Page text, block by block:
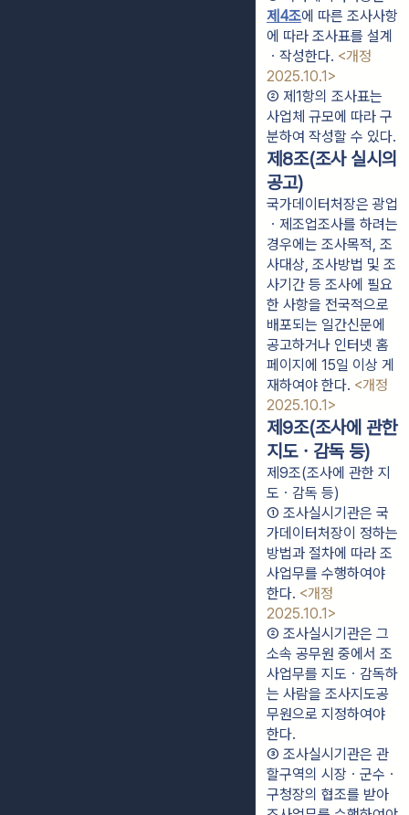
제4조에 따른 조사사항
에 따라 조사표를 설계
ㆍ작성한다. <개정
2025.10.1>
② 제1항의 조사표는
사업체 규모에 따라 구
분하여 작성할 수 있다.
제8조(조사 실시의
공고)
국가데이터처장은 광업
ㆍ제조업조사를 하려는
경우에는 조사목적, 조
사대상, 조사방법 및 조
사기간 등 조사에 필요
한 사항을 전국적으로
배포되는 일간신문에
공고하거나 인터넷 홈
페이지에 15일 이상 게
재하여야 한다. <개정
2025.10.1>
제9조(조사에 관한
지도ㆍ감독 등)
제9조(조사에 관한 지
도ㆍ감독 등)
① 조사실시기관은 국
가데이터처장이 정하는
방법과 절차에 따라 조
사업무를 수행하여야
한다. <개정
2025.10.1>
② 조사실시기관은 그
소속 공무원 중에서 조
사업무를 지도ㆍ감독하
는 사람을 조사지도공
무원으로 지정하여야
한다.
③ 조사실시기관은 관
할구역의 시장ㆍ군수ㆍ
구청장의 협조를 받아